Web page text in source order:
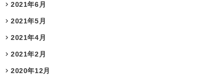
2021年6月
2021年5月
2021年4月
2021年2月
2020年12月